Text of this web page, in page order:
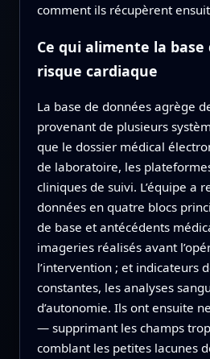
comment ils récupèrent
Ce qui alimente la base
risque cardiaque
La base de données agrège
provenant de plusieurs
que le dossier médical
de laboratoire, les
cliniques de suivi. L’équipe a
données en quatre blocs
de base et antécédents
imageries réalisés avant
l’intervention ; et indicateurs
constantes, les analyses
d’autonomie. Ils ont ensuite
— supprimant les champs
comblant les petites lacunes